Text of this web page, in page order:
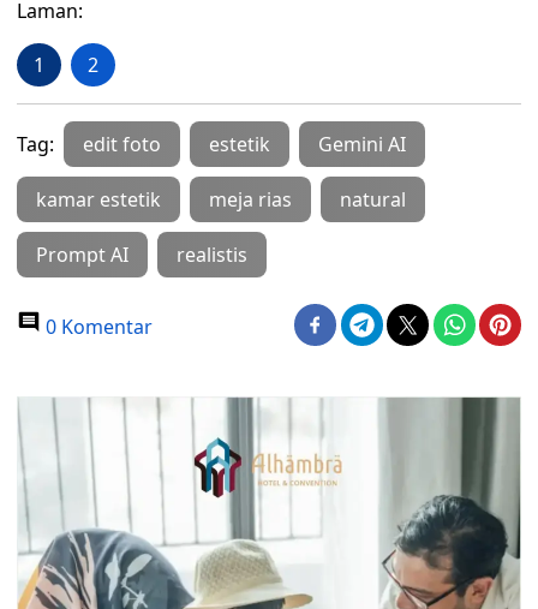
Laman:
1 2
Tag: edit foto estetik Gemini AI
kamar estetik meja rias natural
Prompt AI realistis
0 Komentar